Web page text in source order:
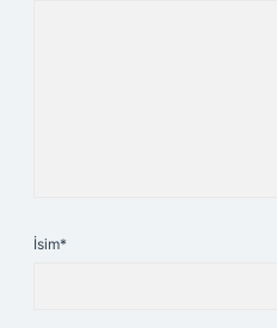
İsim*